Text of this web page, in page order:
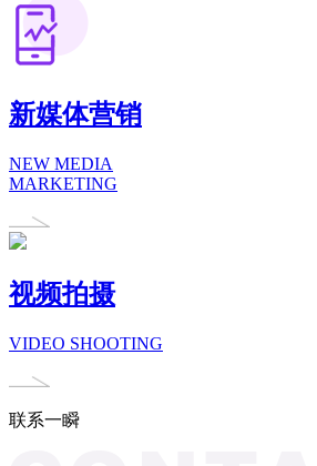
新媒体营销
NEW MEDIA
MARKETING
视频拍摄
VIDEO SHOOTING
联系一瞬